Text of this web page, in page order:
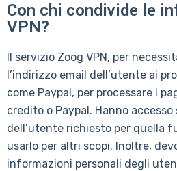
Con chi condivide le
VPN?
Il servizio Zoog VPN, per
l’indirizzo email dell’utente ai
come Paypal, per processare i
credito o Paypal. Hanno accesso
dell’utente richiesto per quella
usarlo per altri scopi. Inoltre,
informazioni personali degli